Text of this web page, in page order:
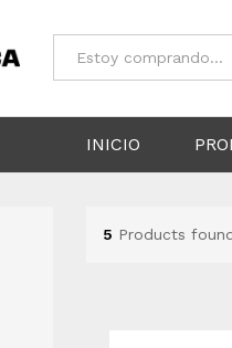
Todos
INICIO
5 Products